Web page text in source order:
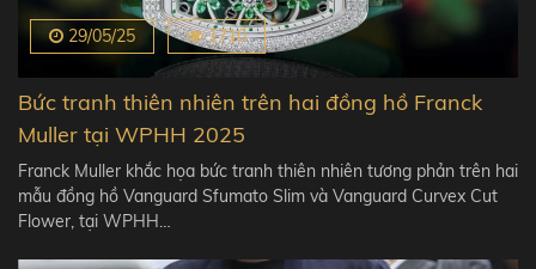
29/05/25 1710
Bức tranh thiên nhiên trên hai đồng hồ Franck
Muller tại WPHH 2025
Franck Muller khắc họa bức tranh thiên nhiên tương phản trên hai
mẫu đồng hồ Vanguard Sfumato Slim và Vanguard Curvex Cut
Flower, tại WPHH…